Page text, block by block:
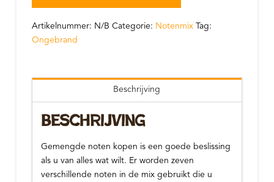
naturel)
aantal
Artikelnummer: N/B Categorie: Notenmix Tag:
Ongebrand
Beschrijving
Beschrijving
Gemengde noten kopen is een goede beslissing
als u van alles wat wilt. Er worden zeven
verschillende noten in de mix gebruikt die u